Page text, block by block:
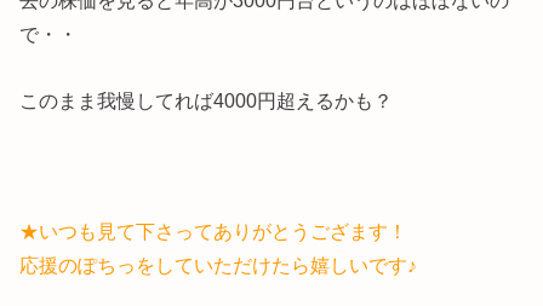
で・・
このまま我慢してれば4000円超えるかも？
★いつも見て下さってありがとうござます！
応援のぽちっをしていただけたら嬉しいです♪